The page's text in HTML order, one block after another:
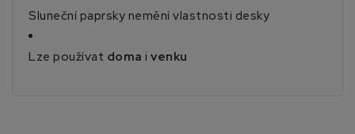
Sluneční paprsky nemění vlastnosti desky
Lze používat doma i venku